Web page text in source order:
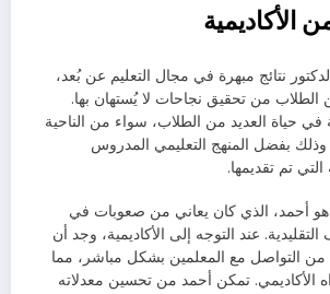
نتائج مبهرة في مجال التعليم عن بُعد،
من تحقيق نجاحات لا يُستهان بها.
في حياة العديد من الطلاب، سواء من الناحية
وذلك بفضل المنهج التعليمي المدروس
تم تقديمها.
هو أحمد، الذي كان يعاني من صعوبات في
عند التوجه إلى الأكاديمية، وجد أن
من التواصل مع المعلمين بشكل مباشر، مما
الأكاديمي. تمكن أحمد من تحسين معدلاته